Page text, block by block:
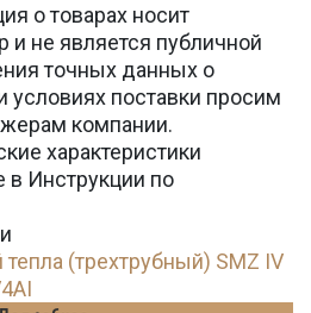
о товарах носит
и не является публичной
точных данных о
условиях поставки просим
компании.
характеристики
в Инструкции по
(трехтрубный) SMZ IV